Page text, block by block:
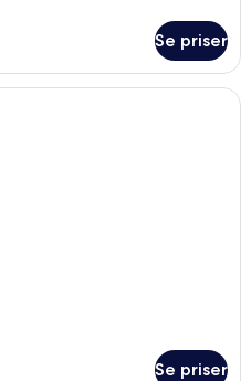
Se priser
Et hotelværelse med en seng, en
Se priser